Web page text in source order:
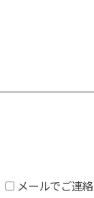
メールでご連絡